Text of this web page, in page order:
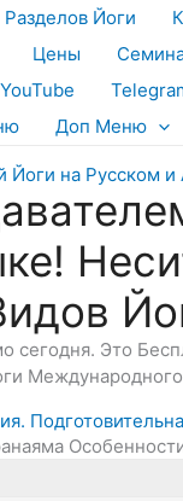
Йоги
Цены
YouTube
Доп Меню
сегодня. Это